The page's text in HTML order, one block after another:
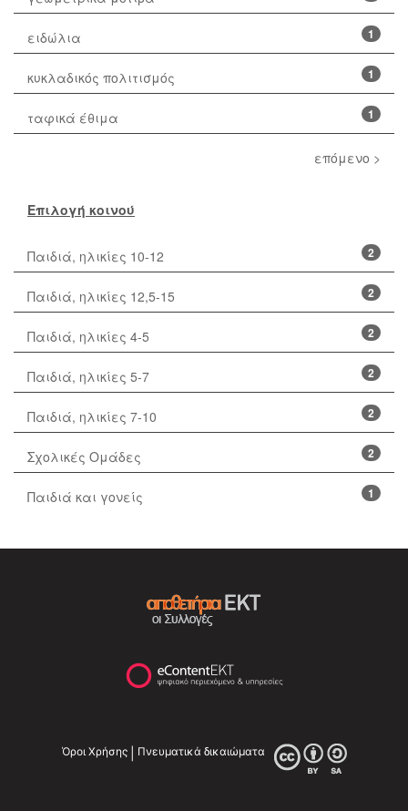
1
ειδώλια
1
κυκλαδικός πολιτισμός
1
ταφικά έθιμα
επόμενο >
Επιλογή κοινού
2
Παιδιά, ηλικίες 10-12
2
Παιδιά, ηλικίες 12,5-15
2
Παιδιά, ηλικίες 4-5
2
Παιδιά, ηλικίες 5-7
2
Παιδιά, ηλικίες 7-10
2
Σχολικές Ομάδες
1
Παιδιά και γονείς